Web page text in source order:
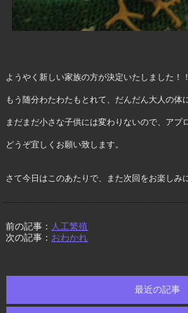
ようやく新しい家族の方が決定いたしました！！
もう随分わたわたもとれて、だんだん大人の体
まだまだ小さな子供には変わりないので、アプ
どうぞ宜しくお願い致します。
さて今日はこのあたりで、また次回をお楽しみ
前の記事： 人工繁殖
次の記事： おわかれ
最近の記事